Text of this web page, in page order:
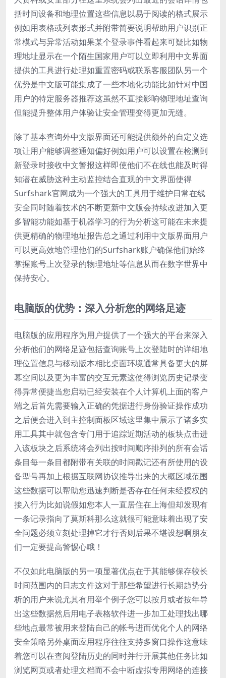
括时间设备和地理位置这些信息以易于阅读的格式展示
例如用表格或列表形式并附带简要说明帮助用户识别正
常模式与异常活动如果某个登录事件看起来可疑比如物
理地址显示在一个陌生国家用户可以立即利用中文界面
提供的工具进行处理如重置密码或联系客服团队另一个
优势是中文版可能集成了一些本地化功能比如针对中国
用户的特定服务器推荐这虽然不直接影响物理地址查询
但能提升整体用户体验让安全管理变得更加无缝。
除了基本查询外中文版界面还可能提供额外的自定义选
项让用户能够调整通知偏好例如用户可以设置在检测到
新登录时接收中文警报这样即使他们不在线也能及时得
知潜在威胁这种主动监控结合直观的中文界面使得
Surfshark官网成为一个强大的工具用于维护日常在线
安全同时随着技术的不断更新中文版会持续改进加入更
多智能功能如基于机器学习的行为分析这可能在未来提
供更精确的物理地址报告总之通过利用中文版界面用户
可以更高效地管理他们的Surfshark账户确保他们始终
掌握账号上次登录的物理地址等信息从而在数字世界中
保持安心。
电脑版的优势：深入分析您的网络足迹
电脑版的应用程序为用户提供了一个强大的平台来深入
分析他们的网络足迹包括查询账号上次登陆时的详细地
理位置信息与移动版本相比桌面环境通常具备更大的屏
幕空间以及更为丰富的交互元素这使得浏览历史记录变
得异常便捷当您启动已经安装在个人计算机上面的客户
端之后首先需要输入正确的凭据进行身份验证操作成功
之后便会进入到主控制面板区域这里集中展示了诸多实
用工具其中就包含专门用于追踪近期活动的板块点击进
入该板块之后系统将会列出按时间顺序排列的所有会话
条目每一条目都附带有关联的时间戳记还有所使用的设
备型号再加上根据互联网协议推导出来的大概区域范围
这些数据可以帮助您迅速判断是否存在任何未经授权的
接入行为比如说假如您本人一直居住在上海但却发现有
一条记录指向了莫斯科那么这就很可能意味着出现了安
全问题必须立刻处理掉它才行否则后果不堪设想啊朋友
们一定要提高警惕心哦！
不仅如此电脑版的另一项显著优点在于其能够保存较长
时间范围内的日志文件这对于那些希望进行长期趋势分
析的用户来说尤其有用举个例子您可以按月或者按年导
出这些数据然后用电子表格软件进一步加工处理找出哪
些地点最常被用来登陆自己的帐号进而优化个人的网络
安全策略另外桌面应用程序往往支持多窗口操作这意味
着您可以在查阅登陆历史的同时并行开展其他任务比如
浏览网页或者处理文档而不会中断虚拟专用网络的连接